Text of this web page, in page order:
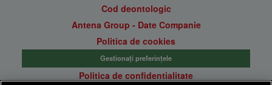
Cod deontologic
Antena Group - Date Companie
Politica de cookies
Gestionați preferințele
Politica de confidentialitate